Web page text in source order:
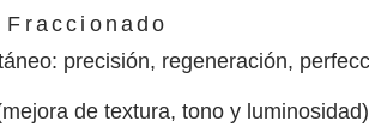
precisión, regeneración,
de textura, tono y